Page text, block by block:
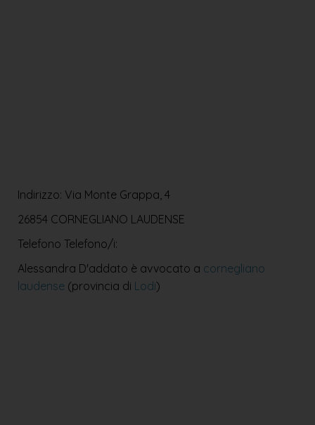
Indirizzo: Via Monte Grappa, 4
26854 CORNEGLIANO LAUDENSE
Telefono Telefono/i:
Alessandra D'addato è avvocato a cornegliano
laudense (provincia di Lodi)